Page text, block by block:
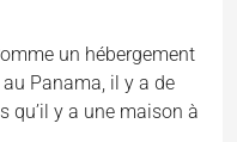
un hébergement
Panama, il y a de
qu’il y a une maison à